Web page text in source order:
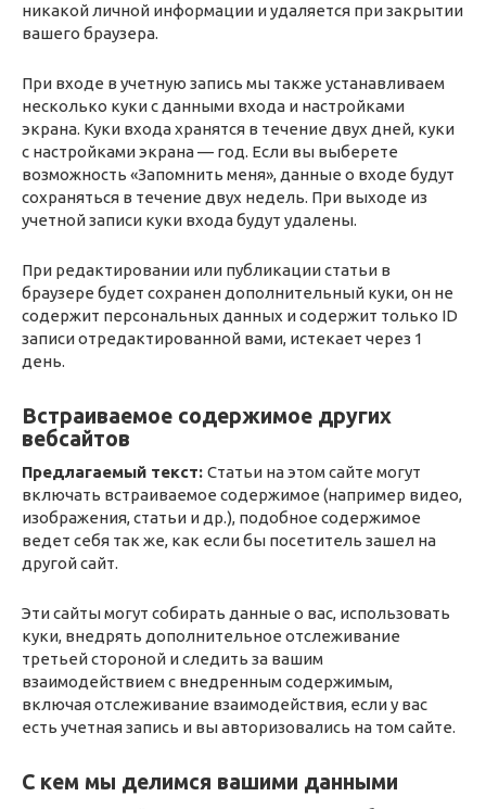
никакой личной информации и удаляется при закрытии
вашего браузера.
При входе в учетную запись мы также устанавливаем
несколько куки с данными входа и настройками
экрана. Куки входа хранятся в течение двух дней, куки
с настройками экрана — год. Если вы выберете
возможность «Запомнить меня», данные о входе будут
сохраняться в течение двух недель. При выходе из
учетной записи куки входа будут удалены.
При редактировании или публикации статьи в
браузере будет сохранен дополнительный куки, он не
содержит персональных данных и содержит только ID
записи отредактированной вами, истекает через 1
день.
Встраиваемое содержимое других
вебсайтов
Предлагаемый текст: Статьи на этом сайте могут
включать встраиваемое содержимое (например видео,
изображения, статьи и др.), подобное содержимое
ведет себя так же, как если бы посетитель зашел на
другой сайт.
Эти сайты могут собирать данные о вас, использовать
куки, внедрять дополнительное отслеживание
третьей стороной и следить за вашим
взаимодействием с внедренным содержимым,
включая отслеживание взаимодействия, если у вас
есть учетная запись и вы авторизовались на том сайте.
С кем мы делимся вашими данными